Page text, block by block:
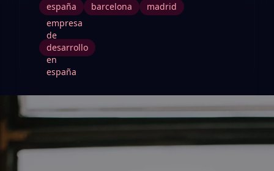
españa
barcelona
madrid
empresa
de
desarrollo
en
españa